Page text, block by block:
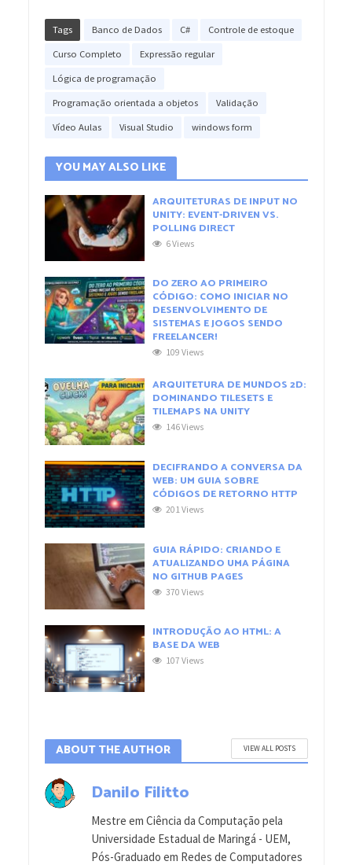
Tags Banco de Dados C# Controle de estoque
Curso Completo Expressão regular
Lógica de programação
Programação orientada a objetos Validação
Vídeo Aulas Visual Studio windows form
YOU MAY ALSO LIKE
ARQUITETURAS DE INPUT NO
UNITY: EVENT-DRIVEN VS.
POLLING DIRECT
6 Views
DO ZERO AO PRIMEIRO
CÓDIGO: COMO INICIAR NO
DESENVOLVIMENTO DE
SISTEMAS E JOGOS SENDO
FREELANCER!
109 Views
ARQUITETURA DE MUNDOS 2D:
DOMINANDO TILESETS E
TILEMAPS NA UNITY
146 Views
DECIFRANDO A CONVERSA DA
WEB: UM GUIA SOBRE
CÓDIGOS DE RETORNO HTTP
201 Views
GUIA RÁPIDO: CRIANDO E
ATUALIZANDO UMA PÁGINA
NO GITHUB PAGES
370 Views
INTRODUÇÃO AO HTML: A
BASE DA WEB
107 Views
ABOUT THE AUTHOR VIEW ALL POSTS
Danilo Filitto
Mestre em Ciência da Computação pela
Universidade Estadual de Maringá - UEM,
Pós-Graduado em Redes de Computadores